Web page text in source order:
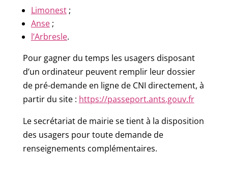
Limonest;
Anse;
l’Arbresle.
Pour gagner du temps les usagers disposant
d’un ordinateur peuvent remplir leur dossier
de pré-demande en ligne de CNI directement, à
partir du site : https://passeport.ants.gouv.fr
Le secrétariat de mairie se tient à la disposition
des usagers pour toute demande de
renseignements complémentaires.